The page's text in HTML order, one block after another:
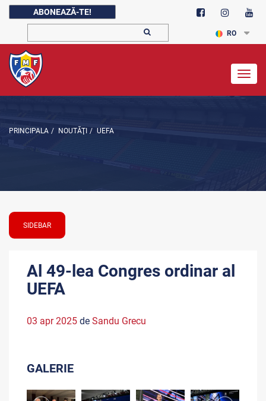
ABONEAZĂ-TE!
RO
PRINCIPALA / NOUTĂŢI / UEFA
SIDEBAR
Al 49-lea Congres ordinar al
UEFA
03 apr 2025 de Sandu Grecu
GALERIE